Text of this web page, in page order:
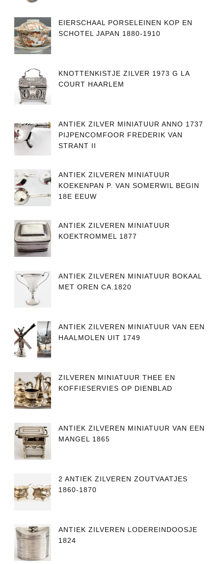
EIERSCHAAL PORSELEINEN KOP EN
SCHOTEL JAPAN 1880-1910
KNOTTENKISTJE ZILVER 1973 G LA
COURT HAARLEM
ANTIEK ZILVER MINIATUUR ANNO 1737
PIJPENCOMFOOR FREDERIK VAN
STRANT II
ANTIEK ZILVEREN MINIATUUR
KOEKENPAN P. VAN SOMERWIL BEGIN
18E EEUW
ANTIEK ZILVEREN MINIATUUR
KOEKTROMMEL 1877
ANTIEK ZILVEREN MINIATUUR BOKAAL
MET OREN CA.1820
ANTIEK ZILVEREN MINIATUUR VAN EEN
HAALMOLEN UIT 1749
ZILVEREN MINIATUUR THEE EN
KOFFIESERVIES OP DIENBLAD
ANTIEK ZILVEREN MINIATUUR VAN EEN
MANGEL 1865
2 ANTIEK ZILVEREN ZOUTVAATJES
1860-1870
ANTIEK ZILVEREN LODEREINDOOSJE
1824